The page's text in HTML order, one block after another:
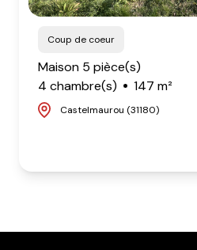
Coup de coeur
Maison 5 pièce(s)
4 chambre(s)
147 m²
Castelmaurou (31180)